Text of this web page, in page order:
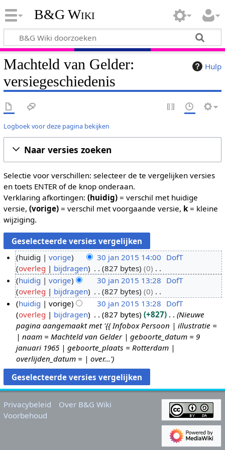
B&G Wiki
Hulp
Machteld van Gelder:
versiegeschiedenis
Logboek voor deze pagina bekijken
Naar versies zoeken
Selectie voor verschillen: selecteer de te vergelijken versies
en toets ENTER of de knop onderaan.
Verklaring afkortingen: (huidig)= verschil met huidige
versie, (vorige)= verschil met voorgaande versie, k= kleine
wijziging.
0
a
huidig vorige 30 jan 2015 14:00 DofT
overleg
bijdragen 827 bytes
0
G
e
e
n
b
e
w
e
r
k
i
huidig vorige 30 jan 2015 13:28 DofT
overleg
bijdragen 827 bytes
0
G
e
e
n
b
e
w
e
r
k
i
huidig vorige 30 jan 2015 13:28 DofT
overleg
bijdragen 827 bytes +827
Nieuwe
pagina aangemaakt met '{{ Infobox Persoon | illustratie =
| naam = Machteld van Gelder | geboorte_datum = 9
januari 1965 | geboorte_plaats = Rotterdam |
overlijden_datum = | over...'
Privacybeleid
Over B&G Wiki
Voorbehoud